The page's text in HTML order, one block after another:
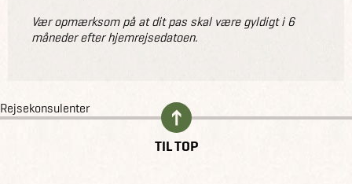
Vær opmærksom på at dit pas skal være gyldigt i 6
måneder efter hjemrejsedatoen.
Rejsekonsulenter
TIL TOP